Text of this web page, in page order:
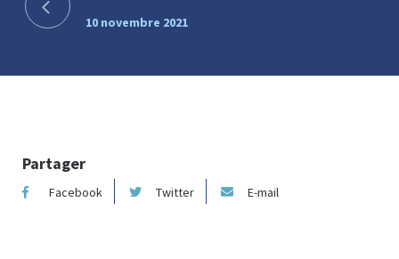
10 novembre 2021
Partager
Facebook Twitter E-mail